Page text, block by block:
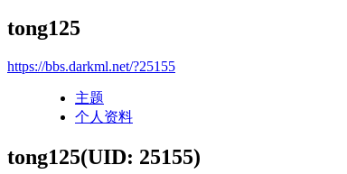
tong125
https://bbs.darkml.net/?25155
主题
个人资料
tong125(UID: 25155)